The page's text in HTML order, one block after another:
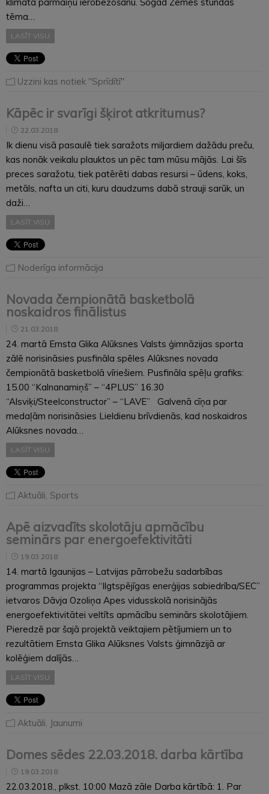
tēma…
LASĪT VISU
Uzzini kas notiek "Sprīdītī"
Kāpēc ir svarīgi šķirot atkritumus?
22.03.2018
Ik dienu visā pasaulē tiek saražots miljardiem dažādu preču,
kas nonāk veikalu plauktos un pēc tam mūsu mājās. Lai šīs
preces saražotu, tiek patērēti dabas resursi – ūdens, koks,
metāls, nafta un citi, kuru daudzums dabā strauji sarūk, un
daži…
LASĪT VISU
Noderīga informācija
Novada čempionātā basketbolā
noskaidros finālistus
21.03.2018
24. martā Ernsta Glika Alūksnes Valsts ģimnāzijas sporta
zālē norisināsies pusfināla spēles Alūksnes novada
čempionātā basketbolā vīriešiem. Pusfināla spēļu grafiks:
15.00 “Kalnanamiņš” – “4PLUS” 16.30
“Alsviķi/Steelconstructor” – “LAVE” Galvenā cīņa par
medaļām norisināsies Lieldienu brīvdienās, kad noskaidros
Alūksnes novada…
LASĪT VISU
Aktuāli Sports
Apē aizvadīts skolotāju apmācību
seminārs par energoefektivitāti
19.03.2018
14. martā Igaunijas – Latvijas pārrobežu sadarbības
programmas projekta “Ilgtspējīgas enerģijas sabiedrība/SEC”
ietvaros Dāvja Ozoliņa Apes vidusskolā norisinājās
energoefektivitātei veltīts apmācību seminārs skolotājiem.
Pieredzē par šajā projektā veiktajiem pētījumiem un to
rezultātiem Ernsta Glika Alūksnes Valsts ģimnāzijā ar
kolēģiem dalījās…
LASĪT VISU
Aktuāli Jaunumi
Domes sēdes 22.03.2018. darba kārtība
19.03.2018
22.03.2018., plkst. 10:00 Mazā zāle Darba kārtībā: 1. Par